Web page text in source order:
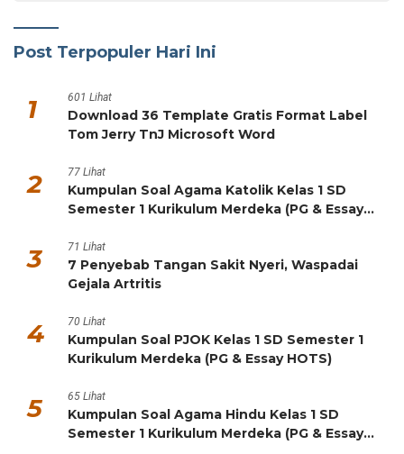
Post Terpopuler Hari Ini
1 601 Lihat
Download 36 Template Gratis Format Label
Tom Jerry TnJ Microsoft Word
2 77 Lihat
Kumpulan Soal Agama Katolik Kelas 1 SD
Semester 1 Kurikulum Merdeka (PG & Essay
3 71 Lihat
7 Penyebab Tangan Sakit Nyeri, Waspadai
Gejala Artritis
4 70 Lihat
Kumpulan Soal PJOK Kelas 1 SD Semester 1
Kurikulum Merdeka (PG & Essay HOTS)
5 65 Lihat
Kumpulan Soal Agama Hindu Kelas 1 SD
Semester 1 Kurikulum Merdeka (PG & Essay